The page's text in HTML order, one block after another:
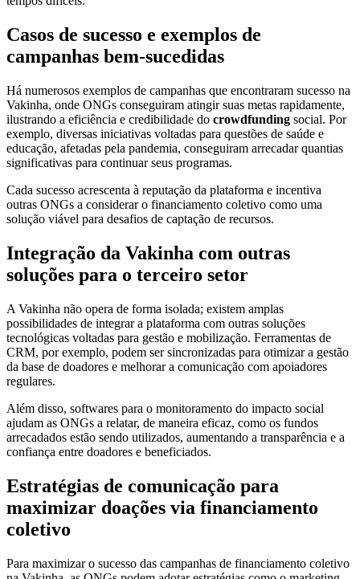
Casos de sucesso e exemplos de
campanhas bem-sucedidas
Há numerosos exemplos de campanhas que encontraram sucesso na
Vakinha, onde ONGs conseguiram atingir suas metas rapidamente,
ilustrando a eficiência e credibilidade do crowdfunding social. Por
exemplo, diversas iniciativas voltadas para questões de saúde e
educação, afetadas pela pandemia, conseguiram arrecadar quantias
significativas para continuar seus programas.
Cada sucesso acrescenta à reputação da plataforma e incentiva
outras ONGs a considerar o financiamento coletivo como uma
solução viável para desafios de captação de recursos.
Integração da Vakinha com outras
soluções para o terceiro setor
A Vakinha não opera de forma isolada; existem amplas
possibilidades de integrar a plataforma com outras soluções
tecnológicas voltadas para gestão e mobilização. Ferramentas de
CRM, por exemplo, podem ser sincronizadas para otimizar a gestão
da base de doadores e melhorar a comunicação com apoiadores
regulares.
Além disso, softwares para o monitoramento do impacto social
ajudam as ONGs a relatar, de maneira eficaz, como os fundos
arrecadados estão sendo utilizados, aumentando a transparência e a
confiança entre doadores e beneficiados.
Estratégias de comunicação para
maximizar doações via financiamento
coletivo
Para maximizar o sucesso das campanhas de financiamento coletivo